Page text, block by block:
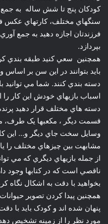
بايد بتوانند در اين سن بر
دسته بندي کنند. شما مي توانيد
اسباب بازيهاي خودش اين کار را
دسته هاي مختلف قرار دهيد
قسمت ديگر ، مکعبها يک طرف،
وسايل سخت جاي ديگر و… اين
مشابهت بين چيزهاي مختلف را ياد
از جمله بازيهاي ديگري که مي
ناقصي است که در کتابها وجود
بخواهيد با دقت به اشکال نگاه
همچنين پيدا کردن تصوير
پنهان شده اند و کودک بايد با
مورد نظر را از زمينه تشخيص
و توجه او مي شود . با انجام اين
مدرسه دچار دختلالات يادگيري
من بايد در طول روز چند
خانم حلي ساز:
اين به زمان
خانه همراه شما است بستگي